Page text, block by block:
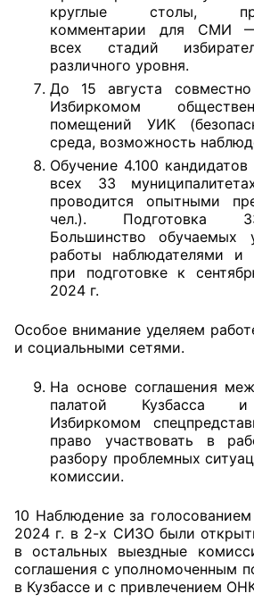
круглые столы,
комментарии для СМИ
всех стадий
различного уровня.
До 15 августа
Избиркомом
помещений УИК
среда, возможность
Обучение 4.100
всех 33
проводится опытными
чел.). Подготовка
Большинство
работы наблюдателями и
при подготовке к
2024 г.
Особое внимание уделяем
и социальными сетями.
На основе соглашения
палатой Кузбасса и
Избиркомом
право участвовать в
разбору проблемных
комиссии.
10 Наблюдение за
2024 г. в 2-х СИЗО были
в остальных выездные
соглашения с уполномоченным
в Кузбассе и с привлечением